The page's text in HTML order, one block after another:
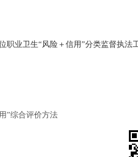
职业卫生“风险＋信用”分类监督执
”综合评价方法